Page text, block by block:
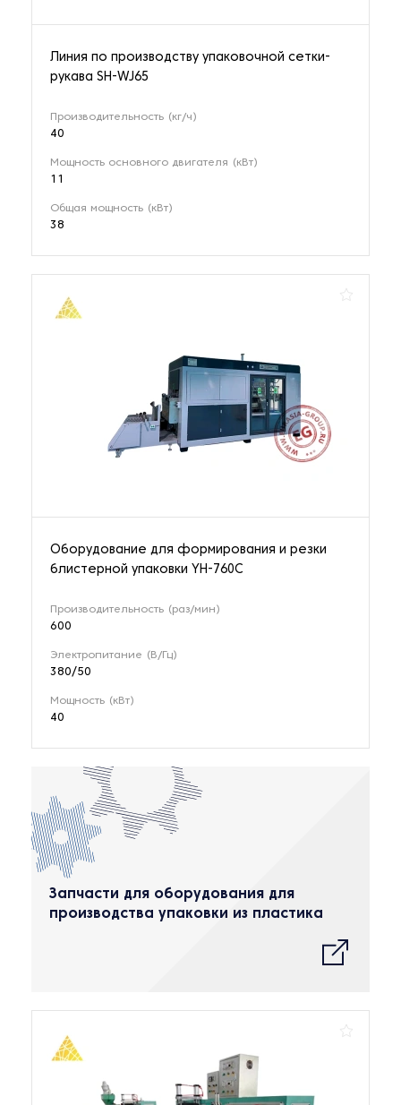
Линия по производству упаковочной сетки-
рукава SH-WJ65
Производительность (кг/ч)
40
Мощность основного двигателя (кВт)
11
Общая мощность (кВт)
38
Оборудование для формирования и резки
блистерной упаковки YH-760C
Производительность (раз/мин)
600
Электропитание (В/Гц)
380/50
Мощность (кВт)
40
Запчасти для оборудования для
производства упаковки из пластика